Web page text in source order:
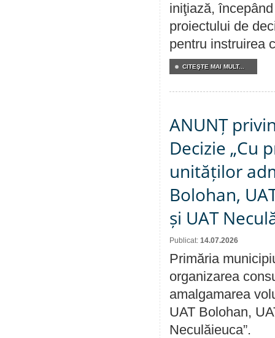
iniţiază,
proiectului de
pentru instruirea
CITEŞTE MAI MULT...
ANUNȚ
Decizie „Cu
unităților
Bolohan,
și UAT
Publicat: 14.07.2026
Primăria
organizarea
amalgamarea
UAT Bolohan,
Neculăieuca”.